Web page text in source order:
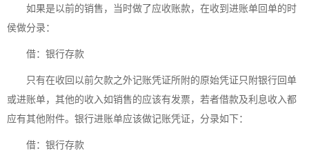
如果是以前的销售，当时做了应收账款，在收到进账单回单的时
侯做分录：
借：银行存款
只有在收回以前欠款之外记账凭证所附的原始凭证只附银行回单
或进账单，其他的收入如销售的应该有发票，若者借款及利息收入都
应有其他附件。银行进账单应该做记账凭证，分录如下：
借：银行存款